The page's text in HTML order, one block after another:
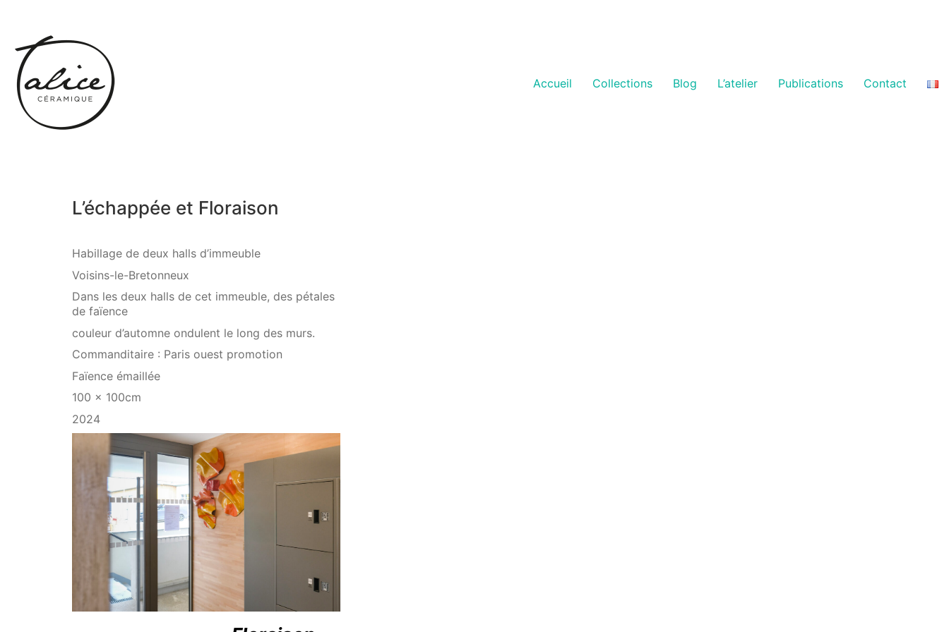
Accueil Collections Blog L’atelier Publications Contact
L’échappée et Floraison
Habillage de deux halls d’immeuble
Voisins-le-Bretonneux
Dans les deux halls de cet immeuble, des pétales
de faïence
couleur d’automne ondulent le long des murs.
Commanditaire : Paris ouest promotion
Faïence émaillée
100 x 100cm
2024